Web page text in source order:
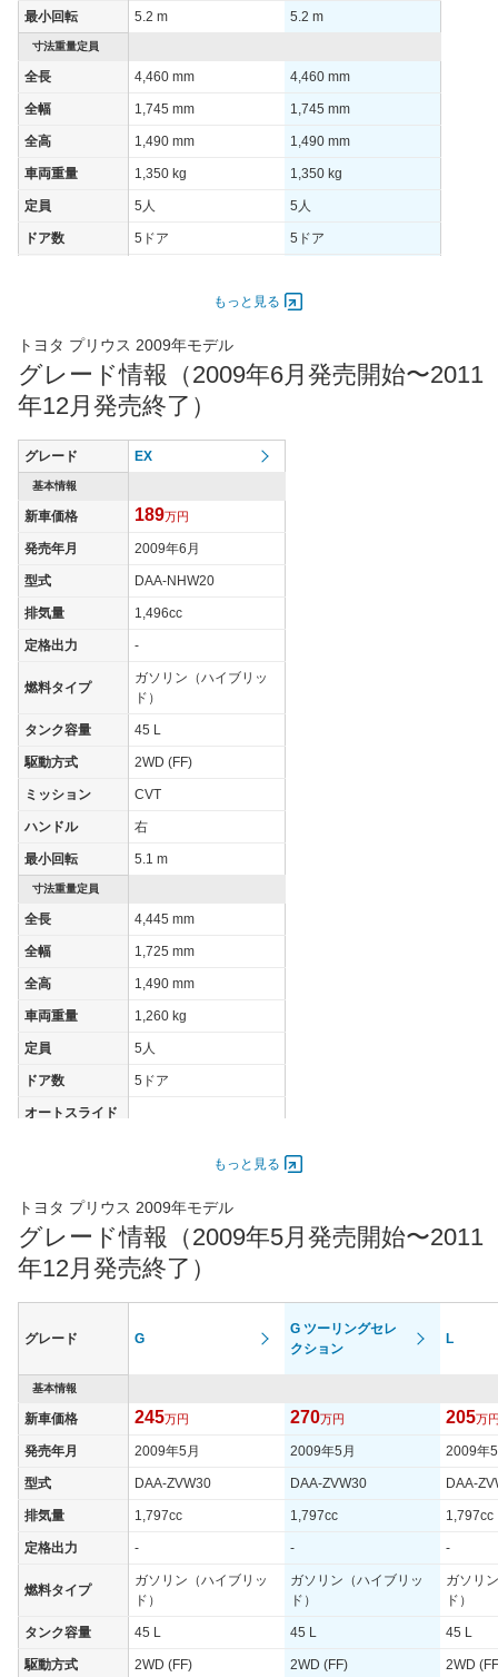
60km定地 - -
最小回転 5.2 m 5.2 m
寸法重量定員
全長 4,460 mm 4,460 mm
全幅 1,745 mm 1,745 mm
全高 1,490 mm 1,490 mm
車両重量 1,350 kg 1,350 kg
定員 5人 5人
ドア数 5ドア 5ドア
最高出力 73.00 [99]/ 5,200
最高トルク 142 [14.5]/ 4,000 142 [14.5]/ 4,000
過給機 -
タイヤ
タイヤサイズ
(前)
タイヤサイズ
(後)
燃費
WLTCモード -
WLTCモード(市
-
WLTCモード(郊
速道路)
-
JC08モード 30.4km/L
1015モード 35.5km/L
60km定地 -
もっと見る
トヨタ プリウス 2009年モデル
グレード情報（2009年6月発売開始〜2011
年12月発売終了）
グレード EX
基本情報
新車価格 189万円
発売年月 2009年6月
型式 DAA-NHW20
排気量 1,496cc
定格出力 -
燃料タイプ
ガソリン（ハイブリッ
ド）
タンク容量 45 L
駆動方式 2WD (FF)
ミッション CVT
ハンドル 右
最小回転 5.1 m
寸法重量定員
全長 4,445 mm
全幅 1,725 mm
全高 1,490 mm
車両重量 1,260 kg
定員 5人
ドア数 5ドア
オートスライド
最高トルク 110 [11.2]/ 4,000
過給機 -
(前)
(後)
燃費
WLTCモード -
WLTCモード(市
-
外)
-
WLTCモード(高
JC08モード 29.6km/L
1015モード 35.5km/L
もっと見る
トヨタ プリウス 2009年モデル
グレード情報（2009年5月発売開始〜2011
年12月発売終了）
グレード G
G ツーリングセレ
クション
L
基本情報
新車価格 245万円 270万円 205万
発売年月 2009年5月 2009年5月 2009年
型式 DAA-ZVW30 DAA-ZVW30 DAA-
排気量 1,797cc 1,797cc 1,797cc
定格出力 - - -
燃料タイプ
ガソリン（ハイブリッ
ド）
ガソリン（ハイブリッ
ド）
ガソリ
ド）
タンク容量 45 L 45 L 45 L
駆動方式 2WD (FF) 2WD (FF) 2WD